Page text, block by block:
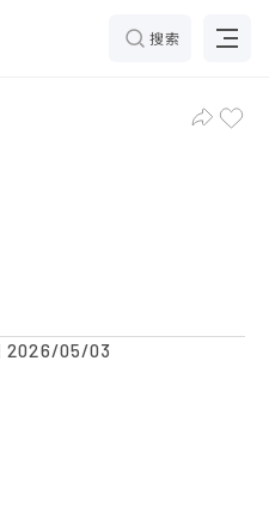
搜索
习推介
2026/05/03